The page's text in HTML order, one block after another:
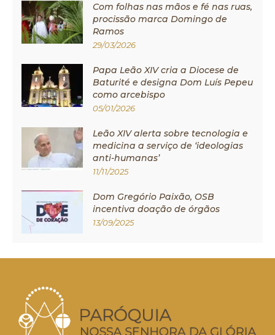
Com folhas nas mãos e fé nas ruas,
procissão marca Domingo de
Ramos
29/03/2026
Papa Leão XIV cria a Diocese de
Baturité e designa Dom Luís Pepeu
como arcebispo
05/01/2026
Leão XIV alerta sobre tecnologia e
medicina a serviço de ‘ideologias
anti-humanas’
11/11/2025
Dom Gregório Paixão, OSB
incentiva doação de órgãos
13/09/2025